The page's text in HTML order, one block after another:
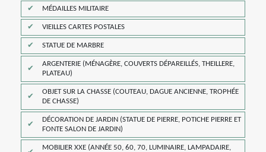
MÉDAILLES MILITAIRE
VIEILLES CARTES POSTALES
STATUE DE MARBRE
ARGENTERIE (MÉNAGÈRE, COUVERTS DÉPAREILLÉS, THEILLERE,
PLATEAU)
OBJET SUR LA CHASSE (COUTEAU, DAGUE ANCIENNE, TROPHÉE
DE CHASSE)
DÉCORATION DE JARDIN (STATUE DE PIERRE, POTICHE PIERRE ET
FONTE SALON DE JARDIN)
MOBILIER XXE (ANNÉE 50, 60, 70, LUMINAIRE, LAMPADAIRE,